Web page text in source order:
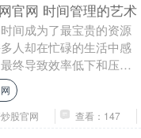
官网 时间管理的艺术
间成为了最宝贵的资源
人却在忙碌的生活中感
终导致效率低下和压力
与工作中游刃有余，掌
....
股官网
查看：147